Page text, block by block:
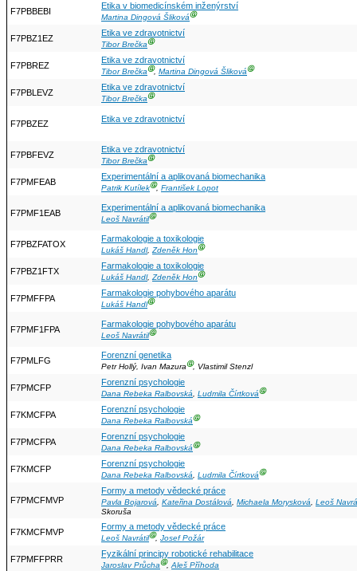
F7PBBEBI
Etika v biomedicínském inženýrství
Martina Dingová ŠlikováⒼ
F7PBZ1EZ
Etika ve zdravotnictví
Tibor BrečkaⒼ
F7PBREZ
Etika ve zdravotnictví
Tibor BrečkaⒼ, Martina Dingová ŠlikováⒼ
F7PBLEVZ
Etika ve zdravotnictví
Tibor BrečkaⒼ
F7PBZEZ Etika ve zdravotnictví
F7PBFEVZ
Etika ve zdravotnictví
Tibor BrečkaⒼ
F7PMFEAB
Experimentální a aplikovaná biomechanika
Patrik KutílekⒼ, František Lopot
F7PMF1EAB
Experimentální a aplikovaná biomechanika
Leoš NavrátilⒼ
F7PBZFATOX
Farmakologie a toxikologie
Lukáš Handl,Zdeněk HonⒼ
F7PBZ1FTX
Farmakologie a toxikologie
Lukáš Handl,Zdeněk HonⒼ
F7PMFFPA
Farmakologie pohybového aparátu
Lukáš HandlⒼ
F7PMF1FPA
Farmakologie pohybového aparátu
Leoš NavrátilⒼ
F7PMLFG
Forenzní genetika
Petr Hollý, Ivan MazuraⒼ, Vlastimil Stenzl
F7PMCFP
Forenzní psychologie
Dana Rebeka Ralbovská, Ludmila ČírtkováⒼ
F7KMCFPA
Forenzní psychologie
Dana Rebeka RalbovskáⒼ
F7PMCFPA
Forenzní psychologie
Dana Rebeka RalbovskáⒼ
F7KMCFP
Forenzní psychologie
Dana Rebeka Ralbovská, Ludmila ČírtkováⒼ
F7PMCFMVP
Formy a metody vědecké práce
Pavla Bojarová, Kateřina Dostálová, Michaela Morysková, Leoš
Skoruša
F7KMCFMVP
Formy a metody vědecké práce
Leoš NavrátilⒼ, Josef Požár
F7PMFFPRR
Fyzikální principy robotické rehabilitace
Jaroslav PrůchaⒼ,Aleš Příhoda